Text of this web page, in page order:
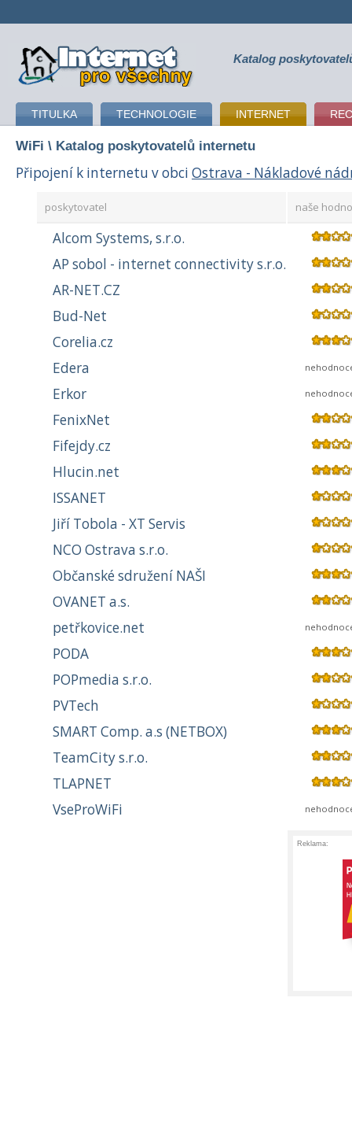
připojení k internetu Katalog
TITULKA TECHNOLOGIE INTERNET
WiFi \ Katalog poskytovatelů internetu
Připojení k internetu v obci Ostrava - Nákladové
poskytovatel naše
Alcom Systems, s.r.o.
AP sobol - internet connectivity s.r.o.
AR-NET.CZ
Bud-Net
Corelia.cz
Edera
Erkor
FenixNet
Fifejdy.cz
Hlucin.net
ISSANET
Jiří Tobola - XT Servis
NCO Ostrava s.r.o.
Občanské sdružení NAŠI
OVANET a.s.
petřkovice.net
PODA
POPmedia s.r.o.
PVTech
SMART Comp. a.s (NETBOX)
TeamCity s.r.o.
TLAPNET
VseProWiFi
Reklama: